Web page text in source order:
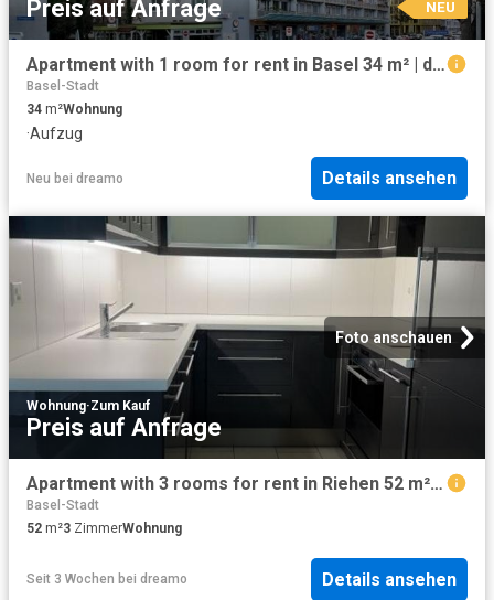
Preis auf Anfrage NEU
Apartment with 1 room for rent in Basel 34 m² | dreamo. Ch
Basel-Stadt
34 m²Wohnung
·Aufzug
Neu bei dreamo Details ansehen
Foto anschauen
Wohnung·Zum Kauf
Preis auf Anfrage
Apartment with 3 rooms for rent in Riehen 52 m² | dreamo. Ch
Basel-Stadt
52 m²3 ZimmerWohnung
Seit 3 Wochen bei dreamo Details ansehen